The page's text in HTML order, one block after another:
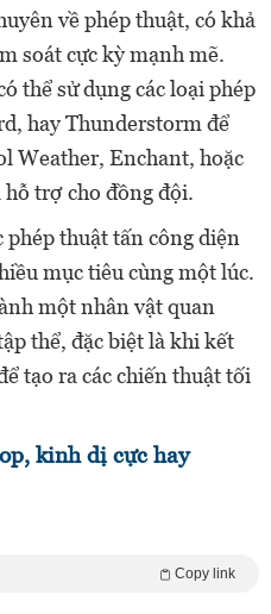
về phép thuật, có khả
soát cực kỳ mạnh mẽ.
thể sử dụng các loại phép
hay Thunderstorm để
Weather, Enchant, hoặc
trợ cho đồng đội.
phép thuật tấn công diện
mục tiêu cùng một lúc.
một nhân vật quan
thể, đặc biệt là khi kết
tạo ra các chiến thuật tối
kinh dị cực hay
Copy link